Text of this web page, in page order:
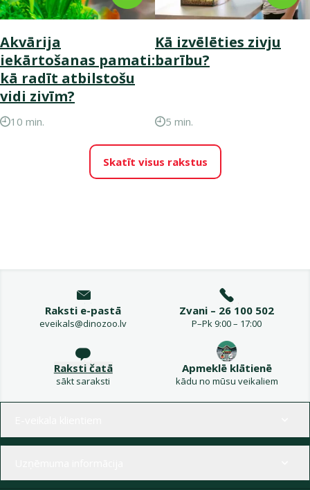
Akvārija
iekārtošanas pamati:
kā radīt atbilstošu
vidi zivīm?
10 min.
Kā izvēlēties zivju
barību?
5 min.
Skatīt visus rakstus
Raksti e-pastā
eveikals@dinozoo.lv
Zvani – 26 100 502
P–Pk 9:00 – 17:00
Raksti čatā
sākt saraksti
Apmeklē klātienē
kādu no mūsu veikaliem